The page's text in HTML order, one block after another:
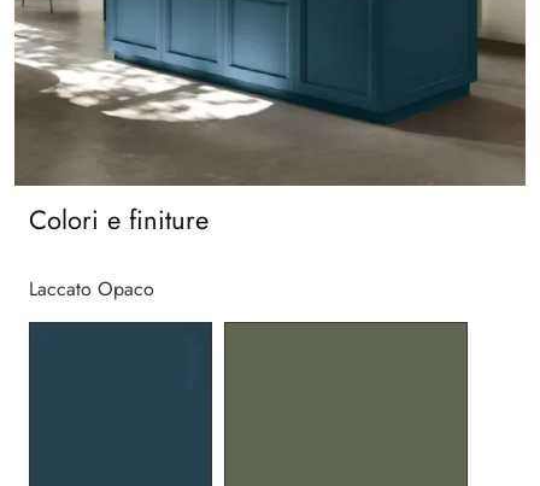
Colori e finiture
Laccato Opaco